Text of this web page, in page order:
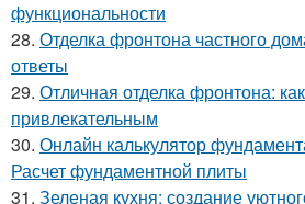
функциональности
28. Отделка фронтона частного
ответы
29. Отличная отделка фронтона:
привлекательным
30. Онлайн калькулятор
Расчет фундаментной плиты
31. Зеленая кухня: создание